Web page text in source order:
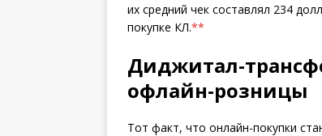
их средний чек составлял 234
покупке КЛ.**
Диджитал-
офлайн-розницы
Тот факт, что онлайн-покупки